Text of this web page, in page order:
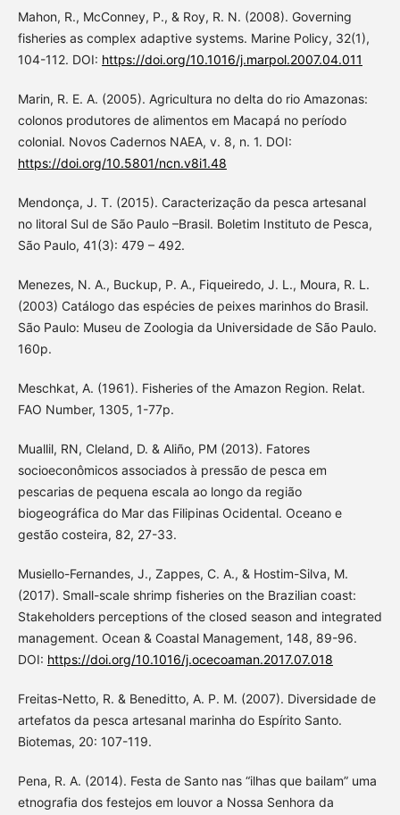
Mahon, R., McConney, P., & Roy, R. N. (2008). Governing
fisheries as complex adaptive systems. Marine Policy, 32(1),
104-112. DOI: https://doi.org/10.1016/j.marpol.2007.04.011
Marin, R. E. A. (2005). Agricultura no delta do rio Amazonas:
colonos produtores de alimentos em Macapá no período
colonial. Novos Cadernos NAEA, v. 8, n. 1. DOI:
https://doi.org/10.5801/ncn.v8i1.48
Mendonça, J. T. (2015). Caracterização da pesca artesanal
no litoral Sul de São Paulo –Brasil. Boletim Instituto de Pesca,
São Paulo, 41(3): 479 – 492.
Menezes, N. A., Buckup, P. A., Fiqueiredo, J. L., Moura, R. L.
(2003) Catálogo das espécies de peixes marinhos do Brasil.
São Paulo: Museu de Zoologia da Universidade de São Paulo.
160p.
Meschkat, A. (1961). Fisheries of the Amazon Region. Relat.
FAO Number, 1305, 1-77p.
Muallil, RN, Cleland, D. & Aliño, PM (2013). Fatores
socioeconômicos associados à pressão de pesca em
pescarias de pequena escala ao longo da região
biogeográfica do Mar das Filipinas Ocidental. Oceano e
gestão costeira, 82, 27-33.
Musiello-Fernandes, J., Zappes, C. A., & Hostim-Silva, M.
(2017). Small-scale shrimp fisheries on the Brazilian coast:
Stakeholders perceptions of the closed season and integrated
management. Ocean & Coastal Management, 148, 89-96.
DOI: https://doi.org/10.1016/j.ocecoaman.2017.07.018
Freitas-Netto, R. & Beneditto, A. P. M. (2007). Diversidade de
artefatos da pesca artesanal marinha do Espírito Santo.
Biotemas, 20: 107-119.
Pena, R. A. (2014). Festa de Santo nas “ilhas que bailam” uma
etnografia dos festejos em louvor a Nossa Senhora da